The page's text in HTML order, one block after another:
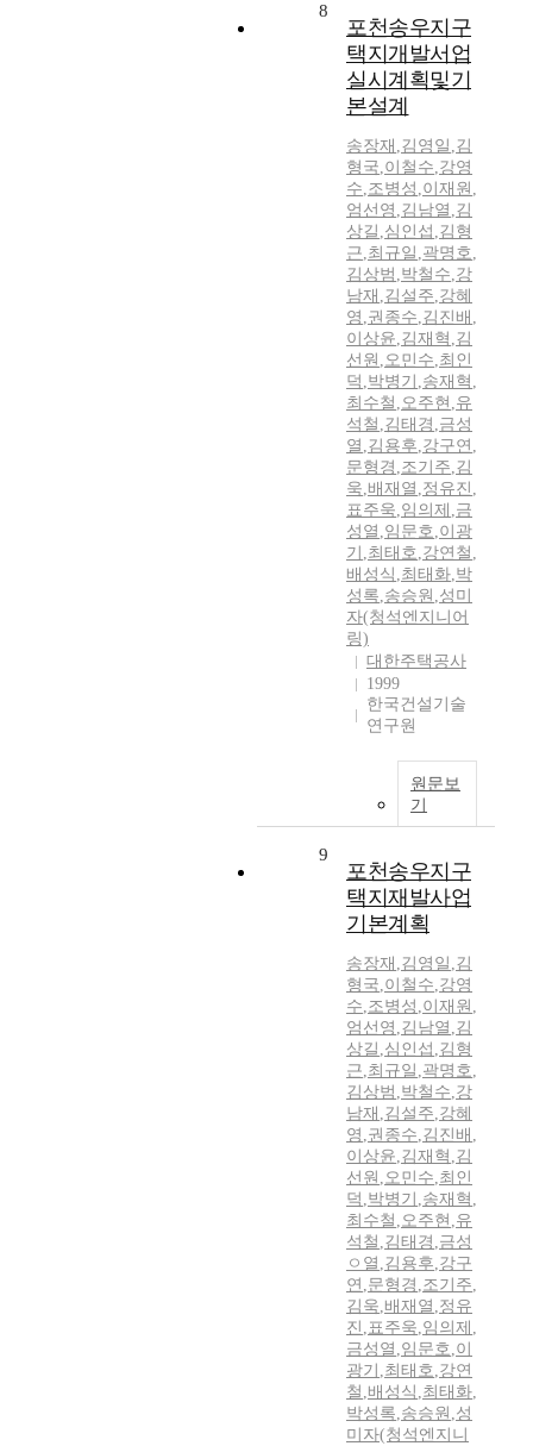
8
포천송우지구
택지개발서업
실시계획및기
본설계
송장재 ,김영일 ,김
형국,이철수,강영
수,조병성 ,이재원 ,
엄선영 ,김남열 ,김
상길 ,심인섭 ,김형
근,최규일 ,곽명호,
김상범 ,박철수,강
남재 ,김설주,강혜
영 ,권종수,김진배 ,
이상윤,김재혁 ,김
선원 ,오민수,최인
덕 ,박병기 ,송재혁 ,
최수철 ,오주현 ,유
석철 ,김태경 ,금성
열 ,김용후,강구연 ,
문형경 ,조기주,김
욱,배재열 ,정유진 ,
표주욱,임의제 ,금
성열 ,임문호,이광
기 ,최태호,강연철 ,
배성식 ,최태화,박
성록,송승원 ,성미
자(청석엔지니어
링)
대한주택공사
1999
한국건설기술
연구원
원문보
기
9
포천송우지구
택지재발사업
기본계획
송장재 ,김영일 ,김
형국,이철수,강영
수,조병성 ,이재원 ,
엄선영 ,김남열 ,김
상길 ,심인섭 ,김형
근,최규일 ,곽명호,
김상범 ,박철수,강
남재 ,김설주,강혜
영 ,권종수,김진배 ,
이상윤,김재혁 ,김
선원 ,오민수,최인
덕 ,박병기 ,송재혁 ,
최수철 ,오주현 ,유
석철 ,김태경 ,금성
ㅇ열 ,김용후,강구
연 ,문형경 ,조기주,
김욱,배재열 ,정유
진 ,표주욱,임의제 ,
금성열 ,임문호,이
광기 ,최태호,강연
철 ,배성식 ,최태화,
박성록,송승원 ,성
미자(청석엔지니